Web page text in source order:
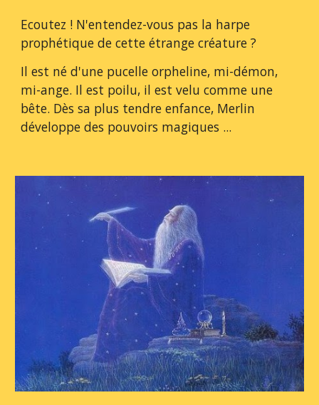
Ecoutez ! N'entendez-vous pas la harpe
prophétique de cette étrange créature ?
Il est né d'une pucelle orpheline, mi-démon,
mi-ange. Il est poilu, il est velu comme une
bête. Dès sa plus tendre enfance, Merlin
développe des pouvoirs magiques ...